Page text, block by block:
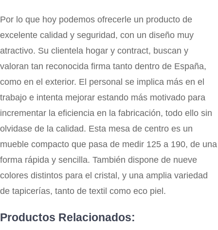
Por lo que hoy podemos ofrecerle un producto de
excelente calidad y seguridad, con un diseño muy
atractivo. Su clientela hogar y contract, buscan y
valoran tan reconocida firma tanto dentro de España,
como en el exterior. El personal se implica más en el
trabajo e intenta mejorar estando más motivado para
incrementar la eficiencia en la fabricación, todo ello sin
olvidase de la calidad. Esta mesa de centro es un
mueble compacto que pasa de medir 125 a 190, de una
forma rápida y sencilla. También dispone de nueve
colores distintos para el cristal, y una amplia variedad
de tapicerías, tanto de textil como eco piel.
Productos Relacionados: